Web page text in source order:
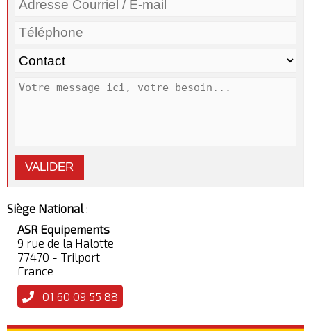
VALIDER
Siège National :
ASR Equipements
9 rue de la Halotte
77470 - Trilport
France
01 60 09 55 88